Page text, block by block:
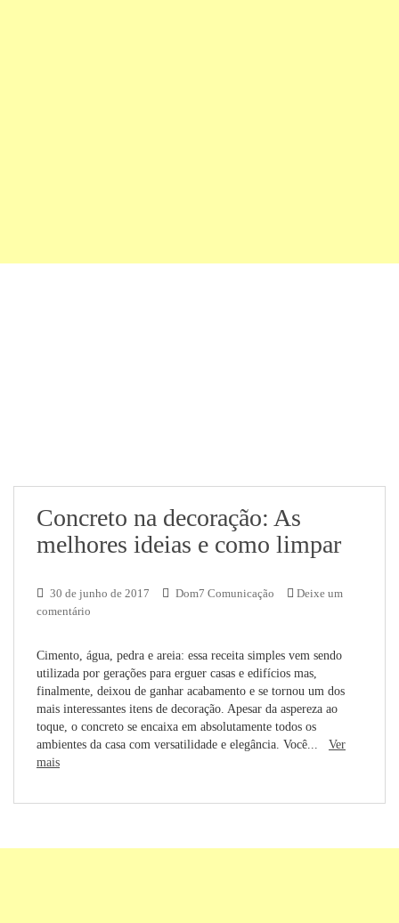
Concreto na decoração: As
melhores ideias e como limpar
30 de junho de 2017 Dom7 Comunicação
Deixe um
comentário
Cimento, água, pedra e areia: essa receita simples vem sendo
utilizada por gerações para erguer casas e edifícios mas,
finalmente, deixou de ganhar acabamento e se tornou um dos
mais interessantes itens de decoração. Apesar da aspereza ao
toque, o concreto se encaixa em absolutamente todos os
ambientes da casa com versatilidade e elegância. Você... Ver
mais